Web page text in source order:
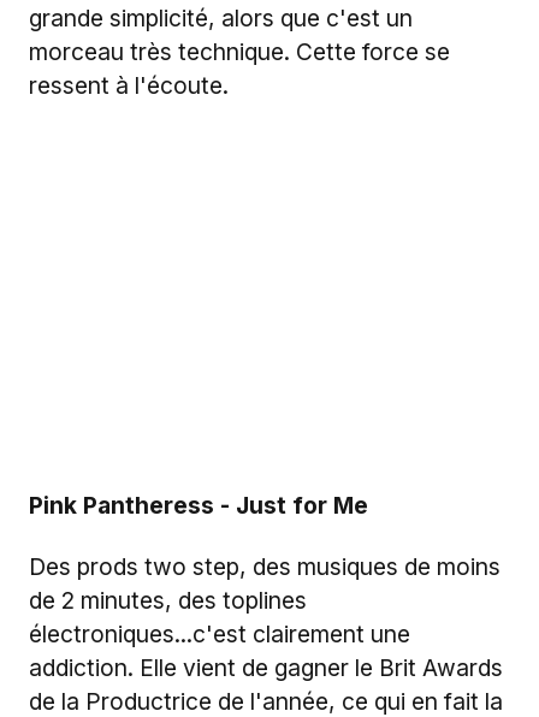
grande simplicité, alors que c'est un
morceau très technique. Cette force se
ressent à l'écoute.
Pink Pantheress - Just for Me
Des prods two step, des musiques de moins
de 2 minutes, des toplines
électroniques...c'est clairement une
addiction. Elle vient de gagner le Brit Awards
de la Productrice de l'année, ce qui en fait la